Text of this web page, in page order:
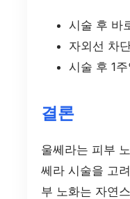
시술 후 바
자외선 차
시술 후 1
결론
울쎄라는 피부
쎄라 시술을 고
부 노화는 자연